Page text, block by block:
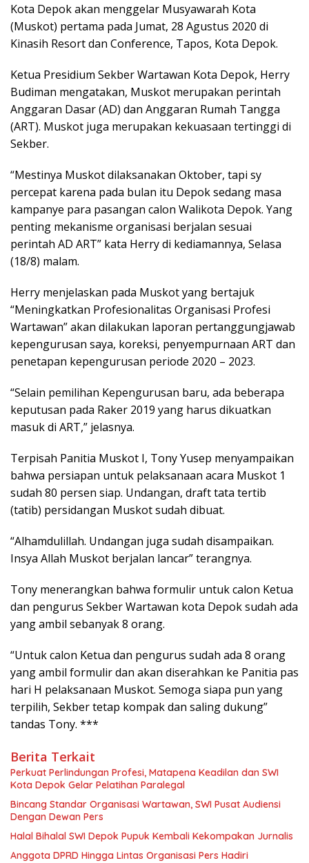
Kota Depok akan menggelar Musyawarah Kota
(Muskot) pertama pada Jumat, 28 Agustus 2020 di
Kinasih Resort dan Conference, Tapos, Kota Depok.
Ketua Presidium Sekber Wartawan Kota Depok, Herry
Budiman mengatakan, Muskot merupakan perintah
Anggaran Dasar (AD) dan Anggaran Rumah Tangga
(ART). Muskot juga merupakan kekuasaan tertinggi di
Sekber.
“Mestinya Muskot dilaksanakan Oktober, tapi sy
percepat karena pada bulan itu Depok sedang masa
kampanye para pasangan calon Walikota Depok. Yang
penting mekanisme organisasi berjalan sesuai
perintah AD ART” kata Herry di kediamannya, Selasa
(18/8) malam.
Herry menjelaskan pada Muskot yang bertajuk
“Meningkatkan Profesionalitas Organisasi Profesi
Wartawan” akan dilakukan laporan pertanggungjawab
kepengurusan saya, koreksi, penyempurnaan ART dan
penetapan kepengurusan periode 2020 – 2023.
“Selain pemilihan Kepengurusan baru, ada beberapa
keputusan pada Raker 2019 yang harus dikuatkan
masuk di ART,” jelasnya.
Terpisah Panitia Muskot I, Tony Yusep menyampaikan
bahwa persiapan untuk pelaksanaan acara Muskot 1
sudah 80 persen siap. Undangan, draft tata tertib
(tatib) persidangan Muskot sudah dibuat.
“Alhamdulillah. Undangan juga sudah disampaikan.
Insya Allah Muskot berjalan lancar” terangnya.
Tony menerangkan bahwa formulir untuk calon Ketua
dan pengurus Sekber Wartawan kota Depok sudah ada
yang ambil sebanyak 8 orang.
“Untuk calon Ketua dan pengurus sudah ada 8 orang
yang ambil formulir dan akan diserahkan ke Panitia pas
hari H pelaksanaan Muskot. Semoga siapa pun yang
terpilih, Sekber tetap kompak dan saling dukung”
tandas Tony. ***
Berita Terkait
Perkuat Perlindungan Profesi, Matapena Keadilan dan SWI
Kota Depok Gelar Pelatihan Paralegal
Bincang Standar Organisasi Wartawan, SWI Pusat Audiensi
Dengan Dewan Pers
Halal Bihalal SWI Depok Pupuk Kembali Kekompakan Jurnalis
Anggota DPRD Hingga Lintas Organisasi Pers Hadiri